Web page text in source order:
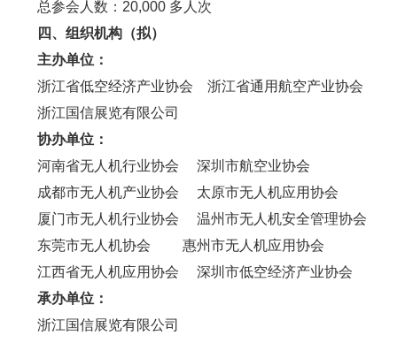
总参会人数：20,000 多人次
四、组织机构（拟）
主办单位：
浙江省低空经济产业协会 浙江省通用航空产业协会
浙江国信展览有限公司
协办单位：
河南省无人机行业协会 深圳市航空业协会
成都市无人机产业协会 太原市无人机应用协会
厦门市无人机行业协会 温州市无人机安全管理协会
东莞市无人机协会 惠州市无人机应用协会
江西省无人机应用协会 深圳市低空经济产业协会
承办单位：
浙江国信展览有限公司